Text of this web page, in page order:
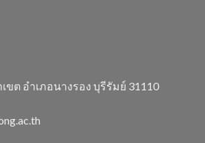
ต อำเภอนางรอง บุรีรัมย์ 31110